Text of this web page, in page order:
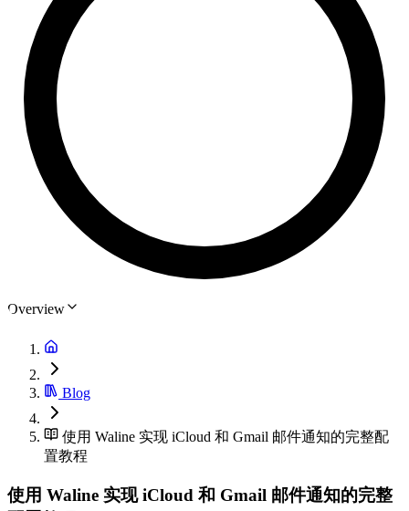
Overview
Blog
使用 Waline 实现 iCloud 和 Gmail 邮件通知的完整配
置教程
使用 Waline 实现 iCloud 和 Gmail 邮件通知的完整